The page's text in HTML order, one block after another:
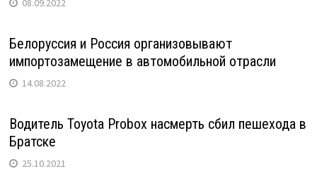
08.09.2022
Белоруссия и Россия организовывают
импортозамещение в автомобильной отрасли
14.08.2022
Водитель Toyota Probox насмерть сбил пешехода в
Братске
25.10.2021